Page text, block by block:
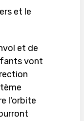
et le
et de
vont
l'orbite